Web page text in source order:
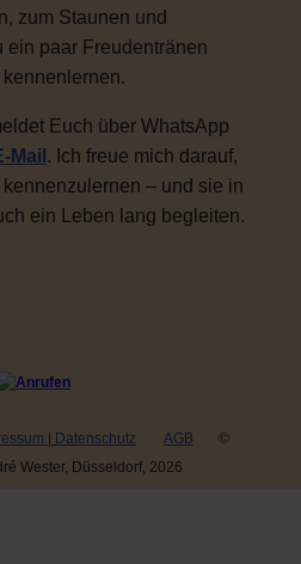
zum Staunen und
paar Freudentränen
Euch über WhatsApp
Mail . Ich freue mich darauf,
– und sie in
ein Leben lang begleiten.
| Datenschutz AGB
©
Wester, Düsseldorf, 2026